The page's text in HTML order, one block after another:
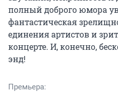
полный доброго юмора
фантастическая
единения артистов и
концерте. И, конечно,
энд!
Премьера: